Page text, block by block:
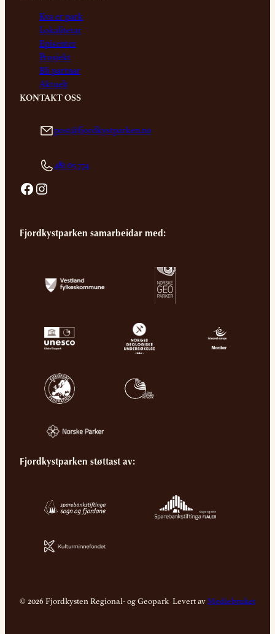
Kva er park
Lokalitetar
Episenter
Prosjekt
Bli partnar
Aktuelt
KONTAKT OSS
post@fjordkystparken.no
481 05 774
Facebook Instagram
Fjordkystparken samarbeidar med:
Fjordkystparken støttast av:
© 2026 Fjordkysten Regional- og Geopark Levert avMediebruket